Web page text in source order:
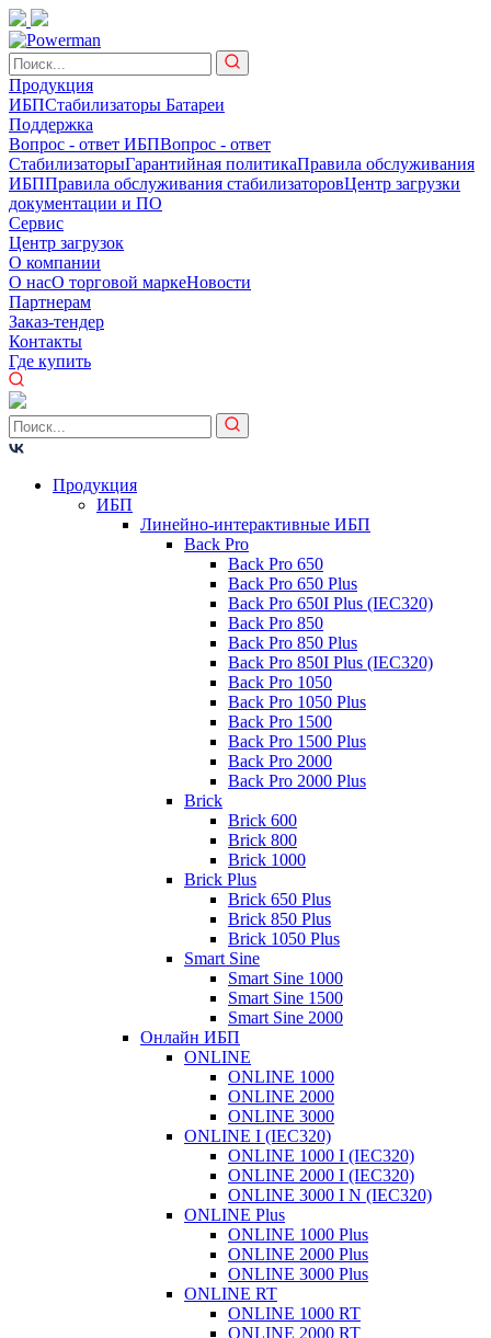
Продукция
ИБПСтабилизаторы Батареи
Поддержка
Вопрос - ответ ИБПВопрос - ответ
СтабилизаторыГарантийная политикаПравила обслуживания
ИБППравила обслуживания стабилизаторовЦентр загрузки
документации и ПО
Сервис
Центр загрузок
О компании
О насО торговой маркеНовости
Партнерам
Заказ-тендер
Контакты
Где купить
Продукция
ИБП
Линейно-интерактивные ИБП
Back Pro
Back Pro 650
Back Pro 650 Plus
Back Pro 650I Plus (IEC320)
Back Pro 850
Back Pro 850 Plus
Back Pro 850I Plus (IEC320)
Back Pro 1050
Back Pro 1050 Plus
Back Pro 1500
Back Pro 1500 Plus
Back Pro 2000
Back Pro 2000 Plus
Brick
Brick 600
Brick 800
Brick 1000
Brick Plus
Brick 650 Plus
Brick 850 Plus
Brick 1050 Plus
Smart Sine
Smart Sine 1000
Smart Sine 1500
Smart Sine 2000
Онлайн ИБП
ONLINE
ONLINE 1000
ONLINE 2000
ONLINE 3000
ONLINE I (IEC320)
ONLINE 1000 I (IEC320)
ONLINE 2000 I (IEC320)
ONLINE 3000 I N (IEC320)
ONLINE Plus
ONLINE 1000 Plus
ONLINE 2000 Plus
ONLINE 3000 Plus
ONLINE RT
ONLINE 1000 RT
ONLINE 2000 RT